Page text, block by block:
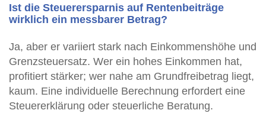
Ist die Steuerersparnis auf Rentenbeiträge
wirklich ein messbarer Betrag?
Ja, aber er variiert stark nach Einkommenshöhe und
Grenzsteuersatz. Wer ein hohes Einkommen hat,
profitiert stärker; wer nahe am Grundfreibetrag liegt,
kaum. Eine individuelle Berechnung erfordert eine
Steuererklärung oder steuerliche Beratung.